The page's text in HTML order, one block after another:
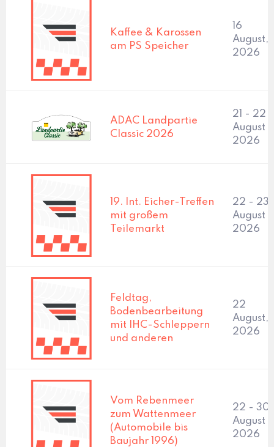
Kaffee & Karossen
am PS Speicher
16
August,
2026
ADAC Landpartie
Classic 2026
21 - 22
August
2026
19. Int. Eicher-Treffen
mit großem
Teilemarkt
22 - 23
August
2026
Feldtag,
Bodenbearbeitung
mit IHC-Schleppern
und anderen
22
August,
2026
Vom Rebenmeer
zum Wattenmeer
(Automobile bis
Baujahr 1996)
22 - 30
August
2026